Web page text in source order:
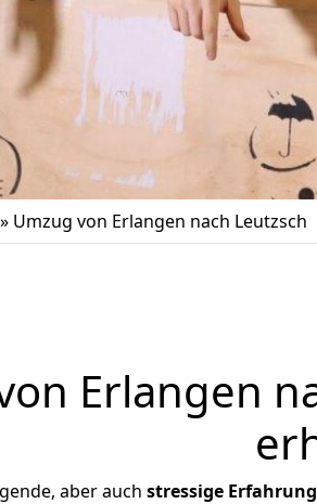
» Umzug von Erlangen nach Leutzsch
Erlangen
aber auch stressige Erfahrung